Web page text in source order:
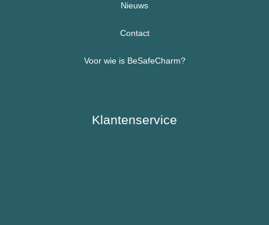
Sport sieraden
Retourneren & herroepingsrecht
Nieuws
Nieuws uit Nederland
Nieuws uit Spanje
Contact
Voor wie is BeSafeCharm?
Diabetes / Suikerziekte
Klantenservice